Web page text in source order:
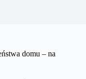
domu – na